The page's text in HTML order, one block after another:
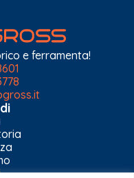
e ferramenta!